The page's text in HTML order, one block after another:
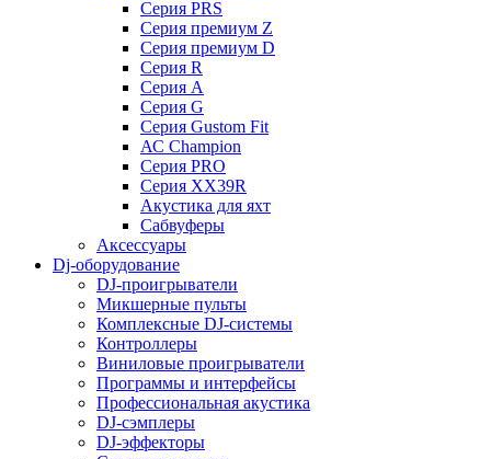
Cерия PRS
Cерия премиум Z
Cерия премиум D
Cерия R
Cерия A
Cерия G
Cерия Gustom Fit
АС Champion
Cерия PRO
Cерия XX39R
Акустика для яхт
Сабвуферы
Аксессуары
Dj-оборудование
DJ-проигрыватели
Микшерные пульты
Комплексные DJ-системы
Контроллеры
Виниловые проигрыватели
Программы и интерфейсы
Профессиональная акустика
DJ-сэмплеры
DJ-эффекторы